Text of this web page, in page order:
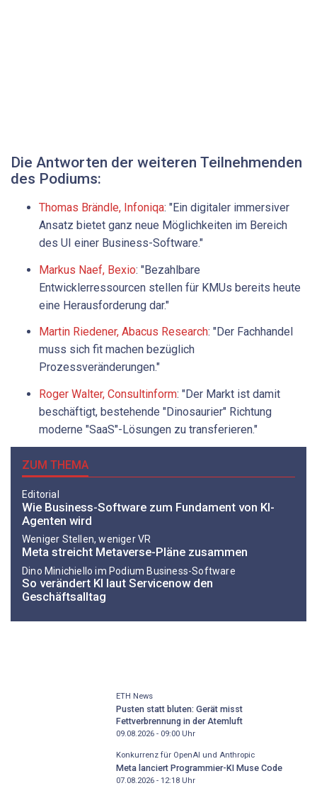
Die Antworten der weiteren Teilnehmenden
des Podiums:
Thomas Brändle, Infoniqa: "Ein digitaler immersiver
Ansatz bietet ganz neue Möglichkeiten im Bereich
des UI einer Business-Software."
Markus Naef, Bexio: "Bezahlbare
Entwicklerressourcen stellen für KMUs bereits heute
eine Herausforderung dar."
Martin Riedener, Abacus Research: "Der Fachhandel
muss sich fit machen bezüglich
Prozessveränderungen."
Roger Walter, Consultinform: "Der Markt ist damit
beschäftigt, bestehende "Dinosaurier" Richtung
moderne "SaaS"-Lösungen zu transferieren."
ZUM THEMA
Editorial
Wie Business-Software zum Fundament von KI-
Agenten wird
Weniger Stellen, weniger VR
Meta streicht Metaverse-Pläne zusammen
Dino ­Minichiello im Podium Business-Software
So verändert KI laut Servicenow den
Geschäftsalltag
ETH News
Pusten statt bluten: Gerät misst
Fettverbrennung in der Atemluft
09.08.2026 - 09:00Uhr
Konkurrenz für OpenAI und Anthropic
Meta lanciert Programmier-KI Muse Code
07.08.2026 - 12:18Uhr